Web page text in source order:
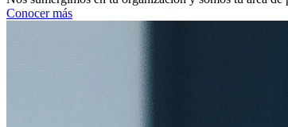
Conocer más